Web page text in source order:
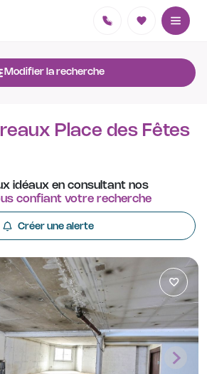
Modifier la recherche
Place des Fêtes
idéaux en consultant nos
confiant votre recherche
Créer une alerte